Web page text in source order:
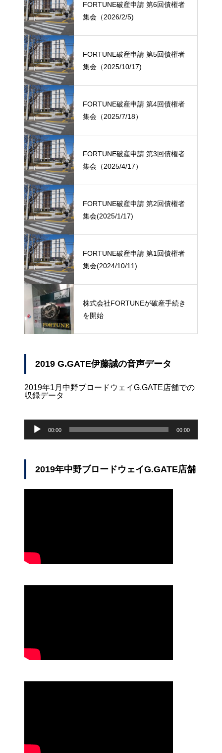
FORTUNE破産申請 第6回債権者
集会（2026/2/5)
FORTUNE破産申請 第5回債権者
集会（2025/10/17)
FORTUNE破産申請 第4回債権者
集会（2025/7/18）
FORTUNE破産申請 第3回債権者
集会（2025/4/17）
FORTUNE破産申請 第2回債権者
集会(2025/1/17)
FORTUNE破産申請 第1回債権者
集会(2024/10/11)
株式会社FORTUNEが破産手続き
を開始
2019 G.GATE伊藤誠の音声データ
2019年1月中野ブロードウェイG.GATE店舗での
収録データ
プ
00:00 00:00
2019年中野ブロードウェイG.GATE店舗